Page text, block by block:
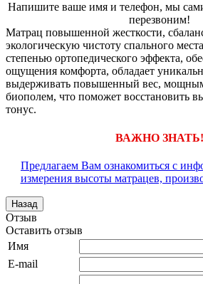
Напишите ваше имя и телефон, мы
перезвоним!
Матрац повышенной жесткости,
экологическую чистоту спального
степенью ортопедического эффекта,
ощущения комфорта, обладает
выдерживать повышенный вес,
биополем, что поможет восстановить
тонус.
ВАЖНО ЗНАТЬ!
Предлагаем Вам ознакомиться с
измерения высоты матрацев,
Отзыв
Оставить отзыв
Имя
E-mail